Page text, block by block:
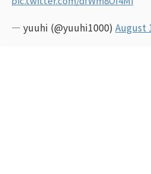
— yuuhi (@yuuhi1000) August